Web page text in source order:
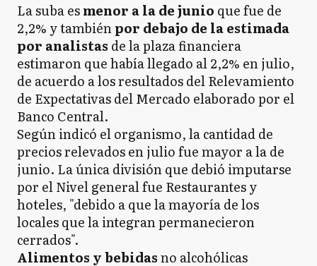
La suba esmenor a la de junio que fue de
2,2% y tambiénpor debajo de la estimada
por analistas de la plaza financiera
estimaron que había llegado al 2,2% en julio,
de acuerdo a los resultados del Relevamiento
de Expectativas del Mercado elaborado por el
Banco Central.
Según indicó el organismo, la cantidad de
precios relevados en julio fue mayor a la de
junio. La única división que debió imputarse
por el Nivel general fue Restaurantes y
hoteles, "debido a que la mayoría de los
locales que la integran permanecieron
cerrados".
Alimentos y bebidasno alcohólicas